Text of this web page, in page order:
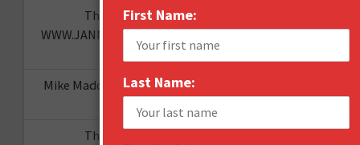
The "I told you so" of predictions -
WWW.JANNESAARIKKO.COMonThe Future of Your
Organisation?
Mike Maddaloni - @thehotiron
so” of predictions
The "I told you so" of predictions -
First Name:
Last Name: